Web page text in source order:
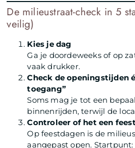
De milieustraat-check in 5
veilig)
Kies je dag
Ga je doordeweeks of op
vaak drukker.
Check de openingstijden
toegang”
Soms mag je tot een
binnenrijden, terwijl de
Controleer of het een
Op feestdagen is de
aangepast open. Startpunt: